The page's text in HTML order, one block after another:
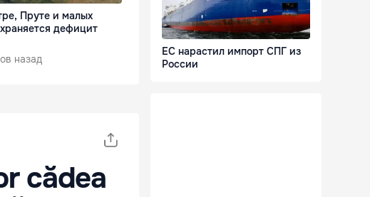
Пруте и малых
дефицит
назад
cădea
ЕС нарастил импорт СПГ из
России